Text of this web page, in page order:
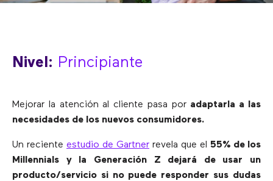
Nivel: Principiante
Mejorar la atención al cliente pasa por adaptarla a las
necesidades de los nuevos consumidores.
Un reciente estudio de Gartner revela que el 55% de los
Millennials y la Generación Z dejará de usar un
producto/servicio si no puede responder sus dudas